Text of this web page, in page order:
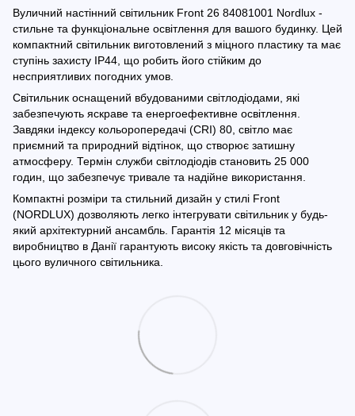
Вуличний настінний світильник Front 26 84081001 Nordlux -
стильне та функціональне освітлення для вашого будинку. Цей
компактний світильник виготовлений з міцного пластику та має
ступінь захисту IP44, що робить його стійким до
несприятливих погодних умов.
Світильник оснащений вбудованими світлодіодами, які
забезпечують яскраве та енергоефективне освітлення.
Завдяки індексу кольоропередачі (CRI) 80, світло має
приємний та природний відтінок, що створює затишну
атмосферу. Термін служби світлодіодів становить 25 000
годин, що забезпечує тривале та надійне використання.
Компактні розміри та стильний дизайн у стилі Front
(NORDLUX) дозволяють легко інтегрувати світильник у будь-
який архітектурний ансамбль. Гарантія 12 місяців та
виробництво в Данії гарантують високу якість та довговічність
цього вуличного світильника.